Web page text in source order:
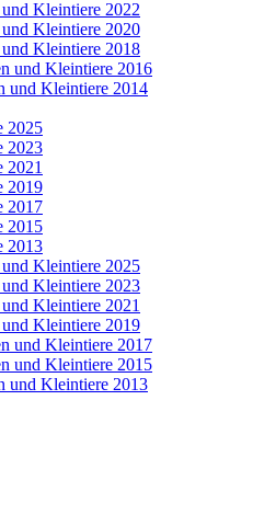
Kleintiere 2022
Kleintiere 2020
Kleintiere 2018
und Kleintiere 2016
und Kleintiere 2014
2025
2023
2021
2019
2017
2015
2013
Kleintiere 2025
Kleintiere 2023
Kleintiere 2021
Kleintiere 2019
und Kleintiere 2017
und Kleintiere 2015
und Kleintiere 2013